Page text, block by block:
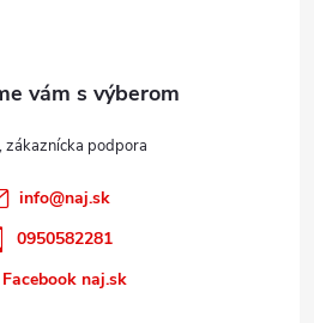
info@naj.sk
0950582281
Facebook naj.sk